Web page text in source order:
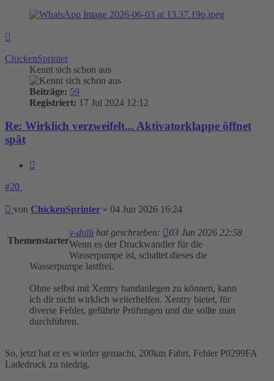
ChickenSprinter
Kennt sich schon aus
Beiträge: 59
Registriert: 17 Jul 2024 12:12
Re: Wirklich verzweifelt... Aktivatorklappe öffnet
spät
#20
Beitrag
von ChickenSprinter » 04 Jun 2026 16:24
Themenstarter
v-dulli hat geschrieben:
03 Jun 2026 22:58
Wenn es der Druckwandler für die
Wasserpumpe ist, schaltet dieses die
Wasserpumpe lastfrei.
Ohne selbst mit Xentry handanlegen zu können, kann
ich dir nicht wirklich weiterhelfen. Xentry bietet, für
diverse Fehler, geführte Prüfungen und die sollte man
durchführen.
So, jetzt hat er es wieder gemacht. 200km Fahrt, Fehler P0299FA
Ladedruck zu niedrig.